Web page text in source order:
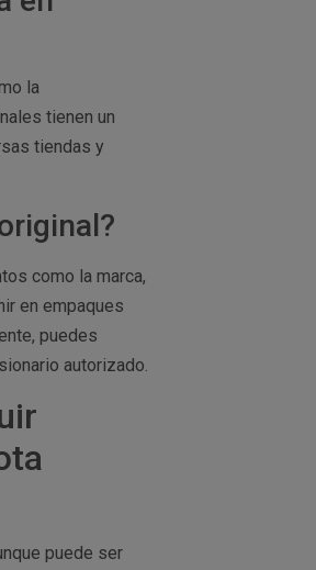
la
tienen un
tiendas y
como la marca,
en empaques
puedes
autorizado.
puede ser